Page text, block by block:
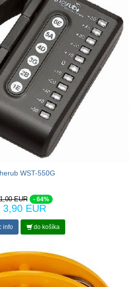
WST-550G
EUR - 64%
3,90 EUR
info do košíka